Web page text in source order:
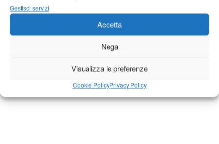
Gestisci servizi
Accetta
Nega
Visualizza le preferenze
Cookie PolicyPrivacy Policy